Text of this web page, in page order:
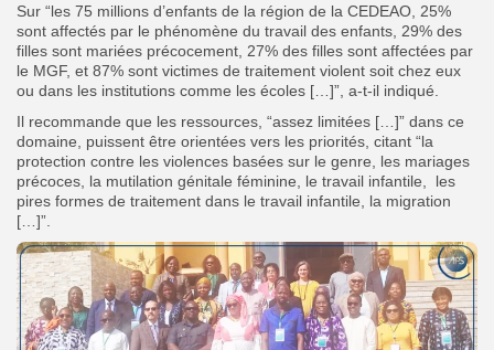
Sur “les 75 millions d’enfants de la région de la CEDEAO, 25%
sont affectés par le phénomène du travail des enfants, 29% des
filles sont mariées précocement, 27% des filles sont affectées par
le MGF, et 87% sont victimes de traitement violent soit chez eux
ou dans les institutions comme les écoles […]”, a-t-il indiqué.
Il recommande que les ressources, “assez limitées […]” dans ce
domaine, puissent être orientées vers les priorités, citant “la
protection contre les violences basées sur le genre, les mariages
précoces, la mutilation génitale féminine, le travail infantile, les
pires formes de traitement dans le travail infantile, la migration
[…]”.